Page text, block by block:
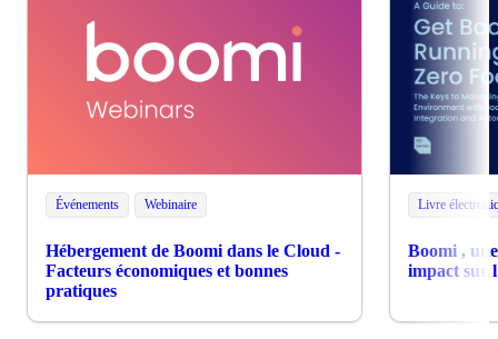
Événements Webinaire
Hébergement de Boomi dans le Cloud -
Facteurs économiques et bonnes
pratiques
Livre
Boomi ,
impact sur